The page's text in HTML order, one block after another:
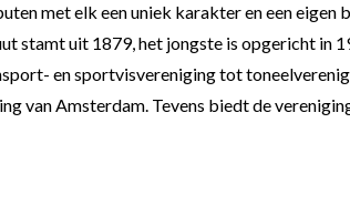
met elk een uniek karakter en een
stamt uit 1879, het jongste is opgericht in
en sportvisvereniging tot
van Amsterdam. Tevens biedt de